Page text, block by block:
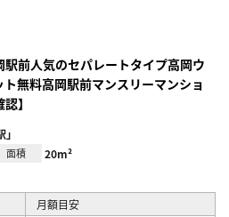
駅前人気のセパレートタイプ高岡ウ
無料高岡駅前マンスリーマンショ
】
面積 20m²
月額目安